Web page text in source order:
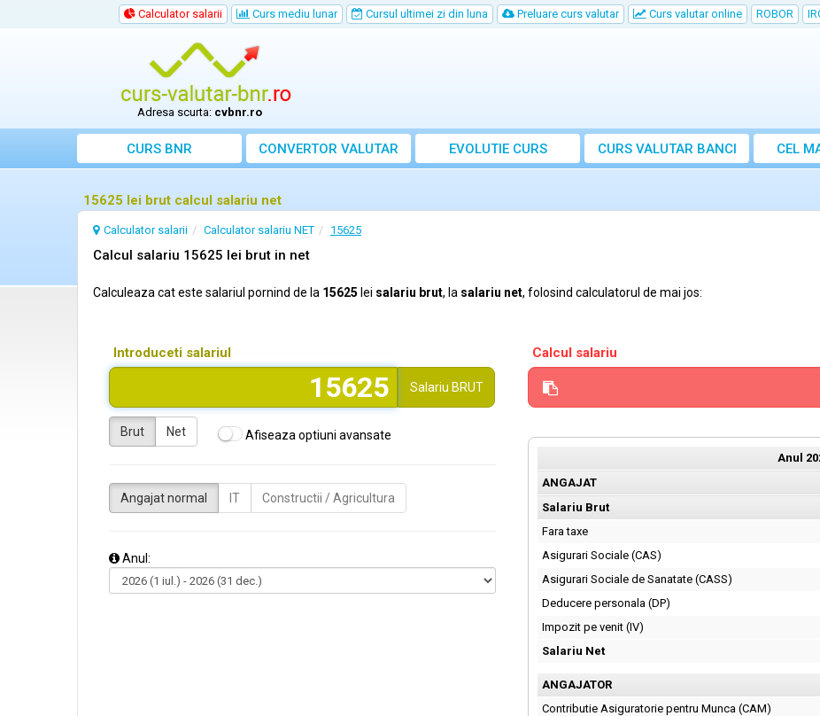
Calculator salarii Curs mediu lunar Cursul ultimei zi din luna Preluare curs valutar Curs valutar online ROBOR
Adresa scurta: cvbnr.ro
CURS BNR CONVERTOR VALUTAR EVOLUTIE CURS CURS VALUTAR BANCI CEL
15625 lei brut calcul salariu net
Calculator salarii Calculator salariu NET 15625
Calcul salariu 15625 lei brut in net
Calculeaza cat este salariul pornind de la 15625 lei salariu brut, la salariu net, folosind calculatorul de mai jos:
Introduceti salariul
Salariu BRUT
Brut Net Afiseaza optiuni avansate
Angajat normal IT Constructii / Agricultura
Anul:
Calcul salariu
Anul
ANGAJAT
Salariu Brut
Fara taxe
Asigurari Sociale (CAS)
Asigurari Sociale de Sanatate (CASS)
Deducere personala (DP)
Impozit pe venit (IV)
Salariu Net
ANGAJATOR
Contributie Asiguratorie pentru Munca (CAM)